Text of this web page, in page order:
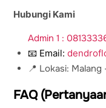
Hubungi Kami
Admin 1 :
📧 Email:
📍 Lokasi:
FAQ